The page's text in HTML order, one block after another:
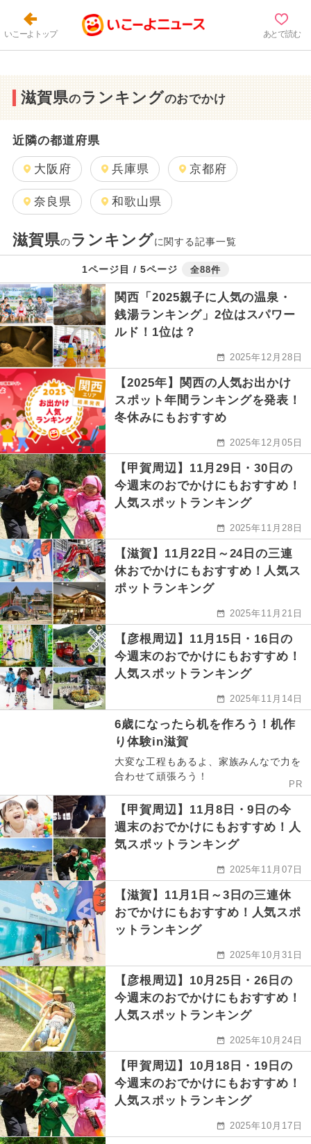
いこーよトップ あとで読む
滋賀県のランキングのおでかけ
近隣の都道府県
大阪府 兵庫県 京都府
奈良県 和歌山県
滋賀県のランキングに関する記事一覧
1ページ目 / 5ページ 全88件
関西「2025親子に人気の温泉・
銭湯ランキング」2位はスパワー
ルド！1位は？
2025年12月28日
【2025年】関西の人気お出かけ
スポット年間ランキングを発表！
冬休みにもおすすめ
2025年12月05日
【甲賀周辺】11月29日・30日の
今週末のおでかけにもおすすめ！
人気スポットランキング
2025年11月28日
【滋賀】11月22日～24日の三連
休おでかけにもおすすめ！人気ス
ポットランキング
2025年11月21日
【彦根周辺】11月15日・16日の
今週末のおでかけにもおすすめ！
人気スポットランキング
2025年11月14日
6歳になったら机を作ろう！机作
り体験in滋賀
大変な工程もあるよ、家族みんなで力を
合わせて頑張ろう！
PR
【甲賀周辺】11月8日・9日の今
週末のおでかけにもおすすめ！人
気スポットランキング
2025年11月07日
【滋賀】11月1日～3日の三連休
おでかけにもおすすめ！人気スポ
ットランキング
2025年10月31日
【彦根周辺】10月25日・26日の
今週末のおでかけにもおすすめ！
人気スポットランキング
2025年10月24日
【甲賀周辺】10月18日・19日の
今週末のおでかけにもおすすめ！
人気スポットランキング
2025年10月17日